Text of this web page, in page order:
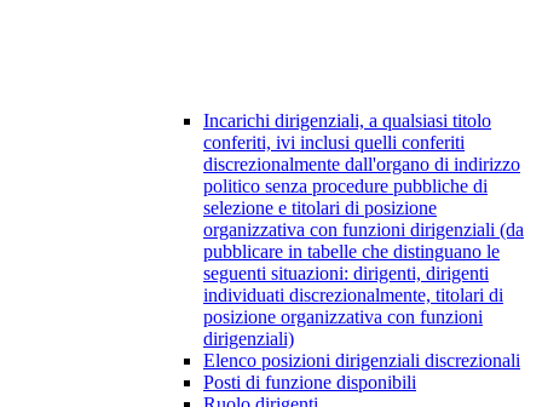
Incarichi dirigenziali, a qualsiasi titolo
conferiti, ivi inclusi quelli conferiti
discrezionalmente dall'organo di indirizzo
politico senza procedure pubbliche di
selezione e titolari di posizione
organizzativa con funzioni dirigenziali (da
pubblicare in tabelle che distinguano le
seguenti situazioni: dirigenti, dirigenti
individuati discrezionalmente, titolari di
posizione organizzativa con funzioni
dirigenziali)
Elenco posizioni dirigenziali discrezionali
Posti di funzione disponibili